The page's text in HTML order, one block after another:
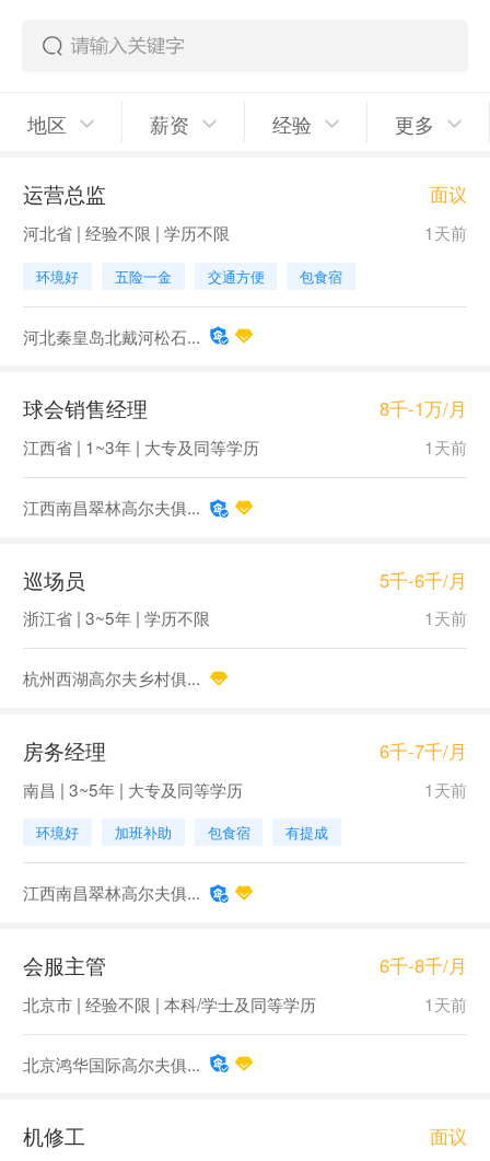
地区 薪资 经验 更多
运营总监 面议
河北省 | 经验不限 | 学历不限 1天前
环境好 五险一金 交通方便 包食宿
河北秦皇岛北戴河松石...
球会销售经理 8千-1万/月
江西省 | 1~3年 | 大专及同等学历 1天前
江西南昌翠林高尔夫俱...
巡场员 5千-6千/月
浙江省 | 3~5年 | 学历不限 1天前
杭州西湖高尔夫乡村俱...
房务经理 6千-7千/月
南昌 | 3~5年 | 大专及同等学历 1天前
环境好 加班补助 包食宿 有提成
江西南昌翠林高尔夫俱...
会服主管 6千-8千/月
北京市 | 经验不限 | 本科/学士及同等学历 1天前
北京鸿华国际高尔夫俱...
机修工 面议